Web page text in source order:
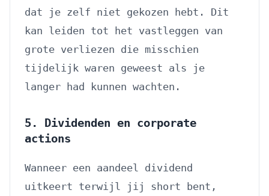
dat je zelf niet gekozen hebt. Dit
kan leiden tot het vastleggen van
grote verliezen die misschien
tijdelijk waren geweest als je
langer had kunnen wachten.
5. Dividenden en corporate
actions
Wanneer een aandeel dividend
uitkeert terwijl jij short bent,